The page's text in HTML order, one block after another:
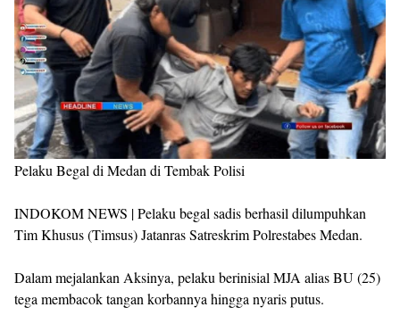
Pelaku Begal di Medan di Tembak Polisi
INDOKOM NEWS | Pelaku begal sadis berhasil dilumpuhkan
Tim Khusus (Timsus) Jatanras Satreskrim Polrestabes Medan.
Dalam mejalankan Aksinya, pelaku berinisial MJA alias BU (25)
tega membacok tangan korbannya hingga nyaris putus.